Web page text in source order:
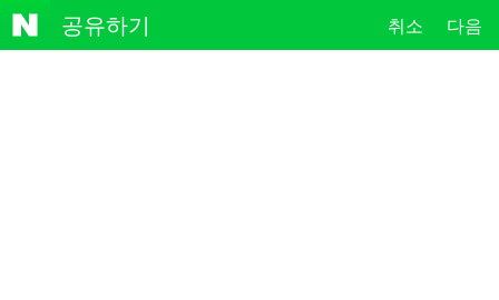
NAVE
공유하기 취소 다음